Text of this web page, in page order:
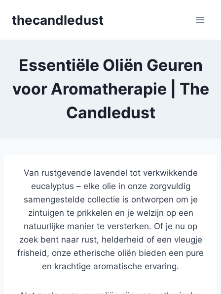
thecandledust
Essentiële Oliën Geuren
voor Aromatherapie | The
Candledust
Van rustgevende lavendel tot verkwikkende
eucalyptus – elke olie in onze zorgvuldig
samengestelde collectie is ontworpen om je
zintuigen te prikkelen en je welzijn op een
natuurlijke manier te versterken. Of je nu op
zoek bent naar rust, helderheid of een vleugje
frisheid, onze etherische oliën bieden een pure
en krachtige aromatische ervaring.